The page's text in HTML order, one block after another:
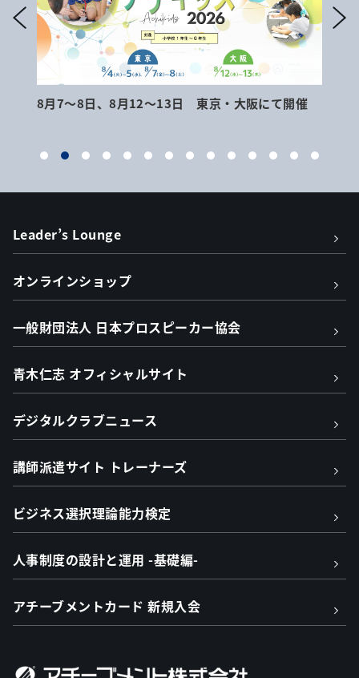
8月7～8日、8月12～13日 東京・大阪にて開催
Leader’s Lounge
オンラインショップ
一般財団法人 日本プロスピーカー協会
青木仁志 オフィシャルサイト
デジタルクラブニュース
講師派遣サイト トレーナーズ
ビジネス選択理論能力検定
人事制度の設計と運用 -基礎編-
アチーブメントカード 新規入会